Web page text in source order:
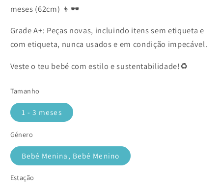
meses (62cm) 👦🕶️
Grade A+: Peças novas, incluindo itens sem etiqueta e
com etiqueta, nunca usados e em condição impecável.
Veste o teu bebé com estilo e sustentabilidade!♻️
Tamanho
1 - 3 meses
Género
Bebé Menina, Bebé Menino
Estação